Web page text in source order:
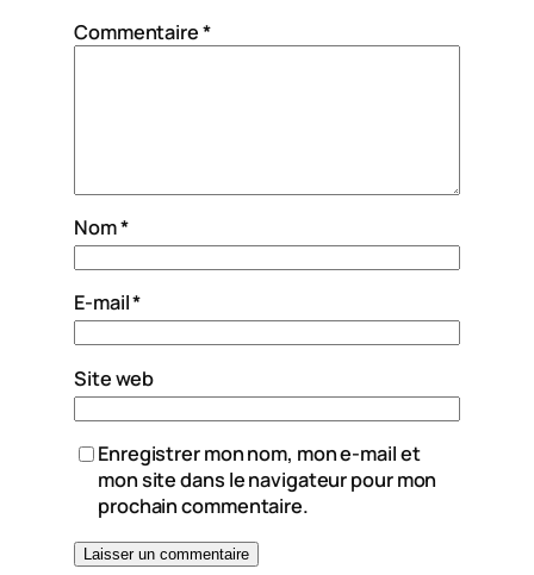
Commentaire*
Nom*
E-mail*
Site web
Enregistrer mon nom, mon e-mail et
mon site dans le navigateur pour mon
prochain commentaire.